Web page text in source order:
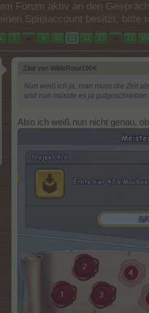
Forum aktiv an den
Spielaccount besitzt, bitte
1 ← 9 10 11 12 13 → 21
Zitat von WildeRose1964: ↑
Nun weiß ich ja, man muss die Zeit
und nun müsste es ja gutgeschrieben
Also ich weiß nun nicht genau,